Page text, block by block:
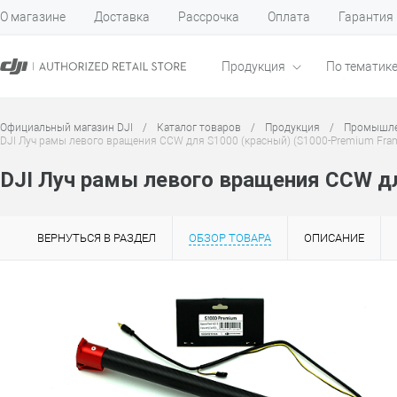
О магазине Доставка Рассрочка Оплата Гарантия
Продукция По
Официальный магазин DJI / Каталог товаров / Продукция /
DJI Луч рамы левого вращения CCW для S1000 (красный) (S1000-Premium
DJI Луч рамы левого вращения CCW
ВЕРНУТЬСЯ В РАЗДЕЛ ОБЗОР ТОВАРА ОПИСАНИЕ